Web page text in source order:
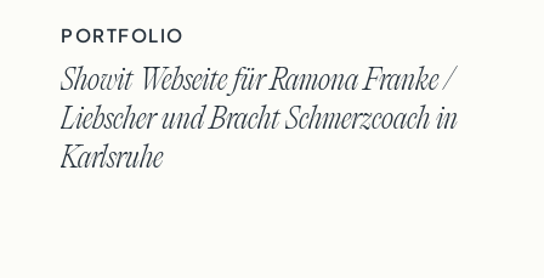
Showit Webseite für Ramona Franke /
Liebscher und Bracht Schmerzcoach in
Karlsruhe
PORTFOLIO